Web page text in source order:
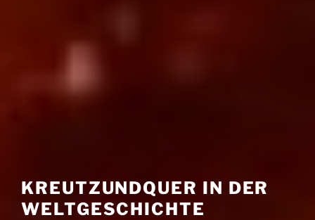
KREUTZUNDQUER IN DER
WELTGESCHICHTE